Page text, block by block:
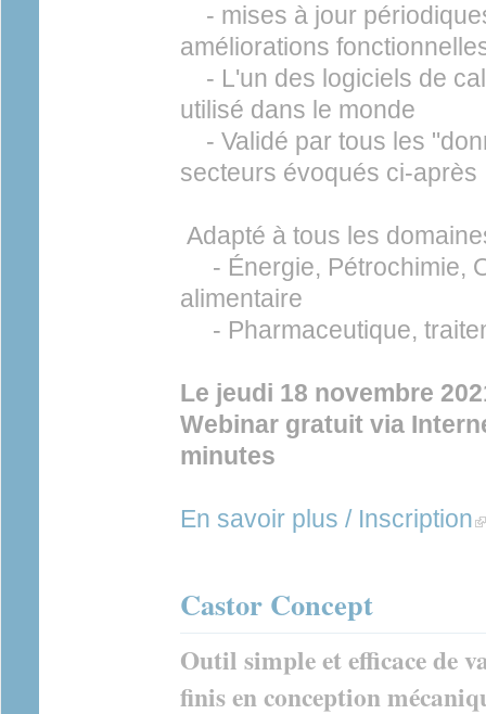
- mises à jour
améliorations
- L'un des logiciels de
utilisé dans le monde
- Validé par tous les
secteurs évoqués ci-après
Adapté à tous les
- Énergie, Pétrochimie,
alimentaire
- Pharmaceutique,
Le jeudi 18 novembre
Webinar gratuit via
minutes
En savoir plus / Inscription
Castor Concept
Outil simple et efficace de
finis en conception